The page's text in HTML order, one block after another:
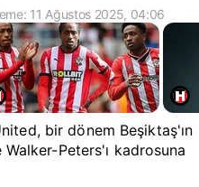
11 Ağustos 2025, 04:06
bir dönem Beşiktaş'ın
Peters'ı kadrosuna